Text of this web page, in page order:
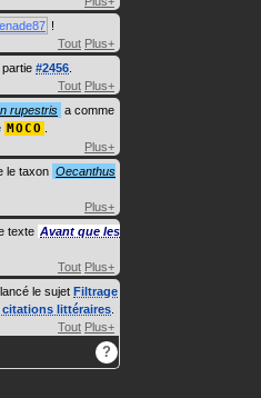
!
Tout Plus+
partie #2456
Tout Plus+
rupestris a comme
MOCO
Plus+
le taxon Oecanthus
Plus+
texte Avant que les
Tout Plus+
le sujet Filtrage
littéraires
Tout Plus+
?